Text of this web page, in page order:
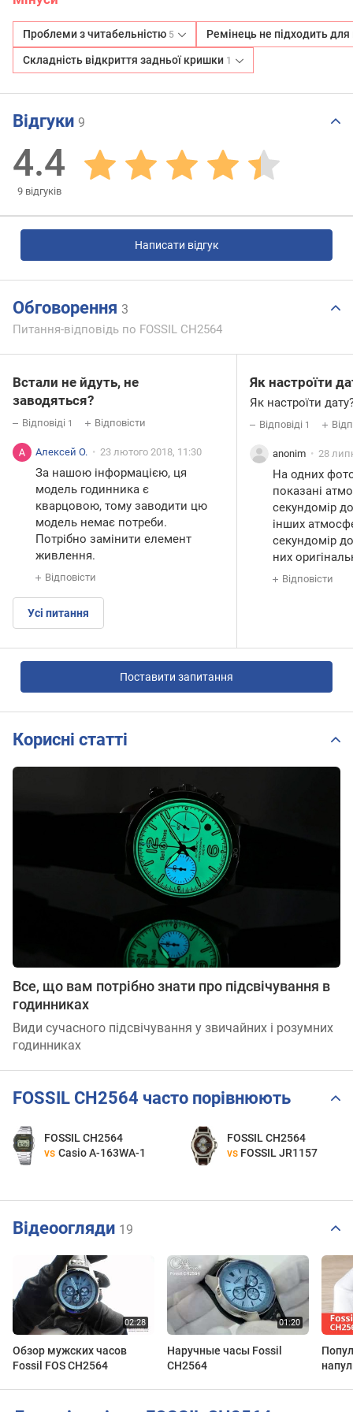
Проблеми з читабельністю 5 Ремінець не підходить
Складність відкриття задньої кришки 1
Відгуки 9
4.4
9 відгуків
Написати відгук
Обговорення 3
Питання-відповідь по FOSSIL CH2564
Встали не йдуть, не
заводяться?
Відповіді 1 Відповісти
Алексей О. 23 лютого 2018, 11:30
За нашою інформацією, ця
модель годинника є
кварцовою, тому заводити цю
модель немає потреби.
Потрібно замінити елемент
живлення.
Відповісти
Усі питання
Як настроїти
Як настроїти
Відповіді 1
anonim 28
На одних
показані
секундомір
інших
секундомір
них
Відповісти
Поставити запитання
Корисні статті
Все, що вам потрібно знати про підсвічування в
годинниках
Види сучасного підсвічування у звичайних і розумних
годинниках
FOSSIL CH2564 часто порівнюють
FOSSIL CH2564
vs Casio A-163WA-1
FOSSIL CH2564
vs FOSSIL JR1157
Відеоогляди 19
Обзор мужских часов
Fossil FOS CH2564
Наручные часы Fossil
CH2564